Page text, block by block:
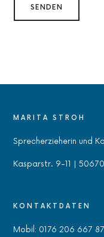
MARITA STROH
Sprecherzieherin und
Kasparstr. 9-11 |
KONTAKTDATEN
Mobil: 0176 206 667 87